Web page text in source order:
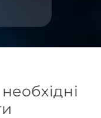
необхідні